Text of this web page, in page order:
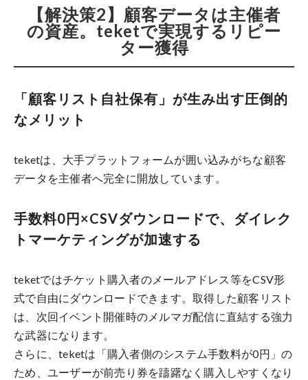
【解決策2】顧客データは主催者
の資産。teketで実現するリピー
ター獲得
「顧客リスト自社保有」が生み出す圧倒的
なメリット
teketは、大手プラットフォームが囲い込みがちな顧客
データを主催者へ完全に開放しています。
手数料0円×CSVダウンロードで、ダイレク
トマーケティングが加速する
teketではチケット購入者のメールアドレス等をCSV形
式で自由にダウンロードできます。取得した顧客リスト
は、次回イベント開催時のメルマガ配信に直結する強力
な武器になります。
さらに、teketは「購入者側のシステム手数料が0円」の
ため、ユーザーが前売り券を躊躇なく購入しやすくなり